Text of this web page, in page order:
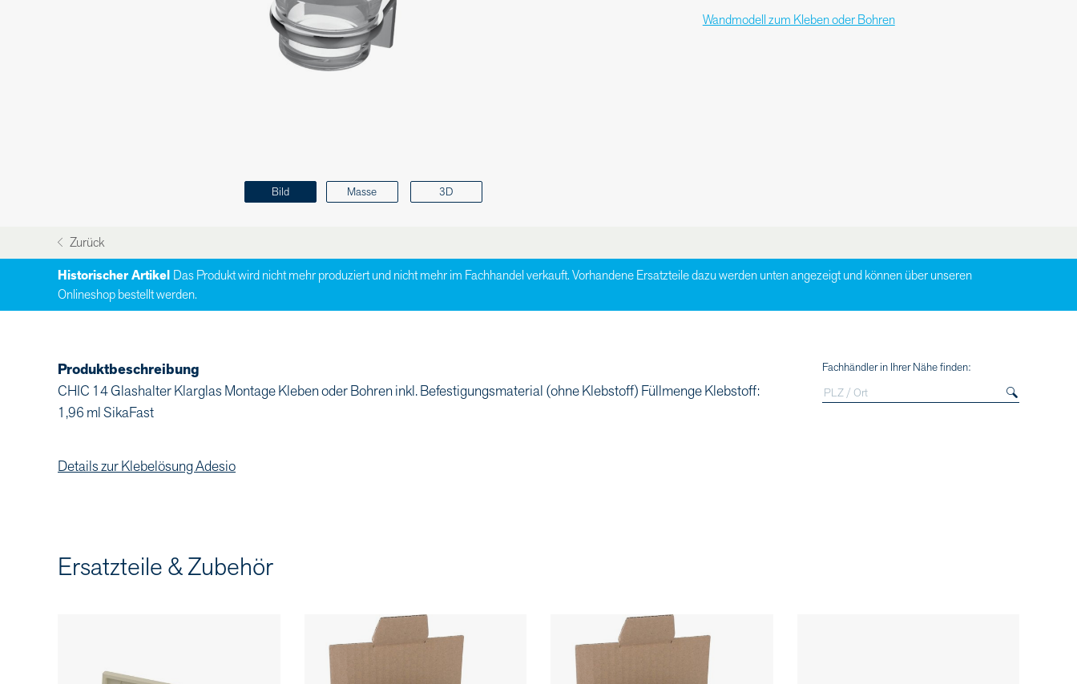
Bild Masse 3D
Wandmodell zum Kleben oder Bohren
Zurück
Historischer Artikel Das Produkt wird nicht mehr produziert und nicht mehr im Fachhandel verkauft. Vorhandene Ersatzteile dazu werden unten angezeigt und können über unseren
Onlineshop bestellt werden.
Produktbeschreibung
CHIC 14 Glashalter Klarglas Montage Kleben oder Bohren inkl. Befestigungsmaterial (ohne Klebstoff) Füllmenge Klebstoff:
1,96 ml SikaFast
Details zur Klebelösung Adesio
Fachhändler in Ihrer Nähe finden:
Ersatzteile & Zubehör